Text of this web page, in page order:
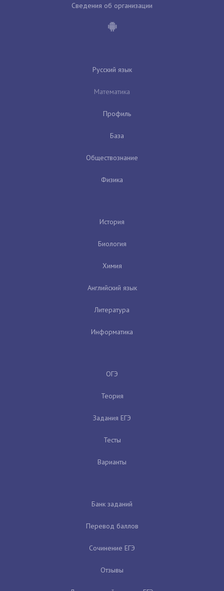
Сведения об организации
Русский язык
Математика
Профиль
База
Обществознание
Физика
История
Биология
Химия
Английский язык
Литература
Информатика
ОГЭ
Теория
Задания ЕГЭ
Тесты
Варианты
Банк заданий
Перевод баллов
Сочинение ЕГЭ
Отзывы